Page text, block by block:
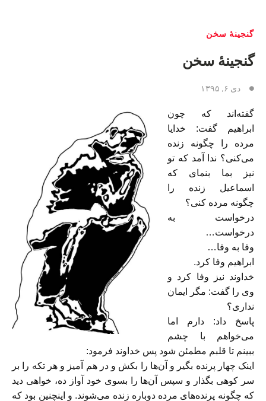
گنجینۀ سخن
گنجینهٔ سخن
دی ۶, ۱۳۹۵
گفته‌اند که چون
ابراهیم گفت: خدایا
مرده را چگونه زنده
می‌کنی؟ ندا آمد که تو
نیز بما بنمای که
اسماعیل زنده را
چگونه مرده کنی؟
درخواست به
درخواست…
وفا به وفا…
ابراهیم وفا کرد.
خداوند نیز وفا کرد و
وی را گفت: مگر ایمان
نداری؟
پاسخ داد: دارم اما
می‌خواهم با چشم
ببینم تا قلبم مطمئن شود پس خداوند فرمود:
اینک چهار پرنده بگیر و آن‌ها را بکش و در هم آمیز و هر تکه را بر
سر کوهی بگذار و سپس آن‌ها را بسوی خود آواز ده، خواهی دید
که چگونه پرنده‌های مرده دوباره زنده می‌شوند. و اینچنین بود که